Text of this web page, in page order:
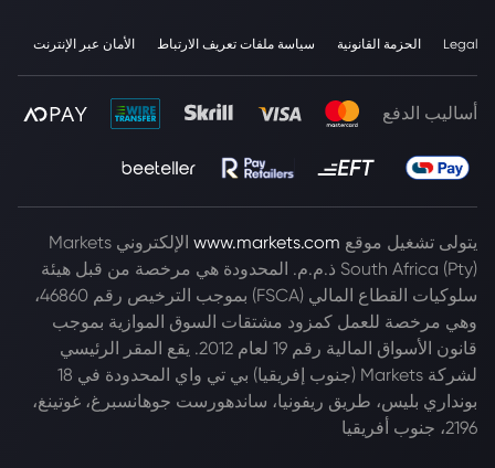
Legal الحزمة القانونية سياسة ملفات تعريف الارتباط الأمان عبر الإنترنت
أساليب الدفع
يتولى تشغيل موقع www.markets.com
الإلكتروني Markets
South Africa (Pty) ذ.م.م. المحدودة هي مرخصة من قبل هيئة
سلوكيات القطاع المالي (FSCA) بموجب الترخيص رقم 46860،
وهي مرخصة للعمل كمزود مشتقات السوق الموازية بموجب
قانون الأسواق المالية رقم 19 لعام 2012. يقع المقر الرئيسي
لشركة Markets (جنوب إفريقيا) بي تي واي المحدودة في 18
بونداري بليس، طريق ريفونيا، ساندهورست جوهانسبرغ، غوتينغ،
2196، جنوب أفريقيا